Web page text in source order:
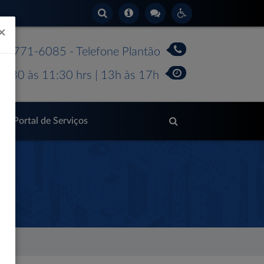
6085 - Telefone Plantão
às 11:30 hrs | 13h às 17h
Portal de Serviços